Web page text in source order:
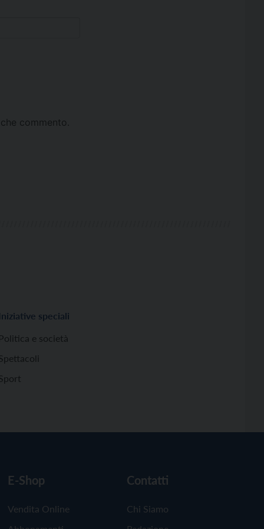
commento.
Iniziative speciali
Politica e società
E-Shop
Vendita Online
Contatti
Chi Siamo